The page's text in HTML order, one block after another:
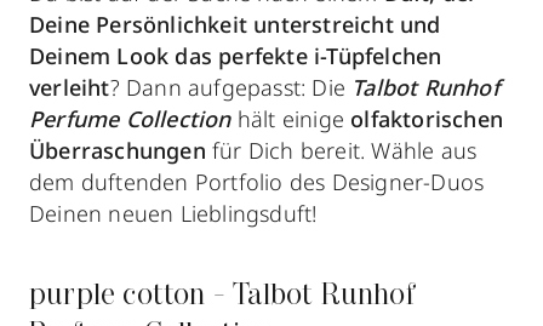
Deine Persönlichkeit unterstreicht und
Deinem Look das perfekte i-Tüpfelchen
verleiht? Dann aufgepasst: Die Talbot Runhof
Perfume Collection hält einige olfaktorischen
Überraschungen für Dich bereit. Wähle aus
dem duftenden Portfolio des Designer-Duos
Deinen neuen Lieblingsduft!
purple cotton - Talbot Runhof